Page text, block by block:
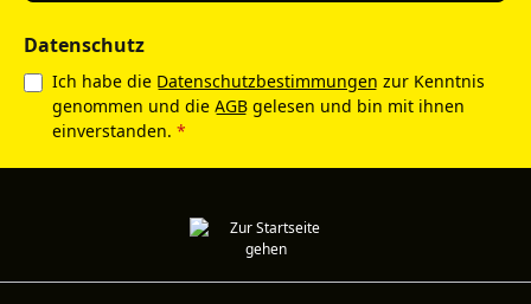
Datenschutz
Ich habe die Datenschutzbestimmungen zur Kenntnis
genommen und die AGB gelesen und bin mit ihnen
einverstanden. *